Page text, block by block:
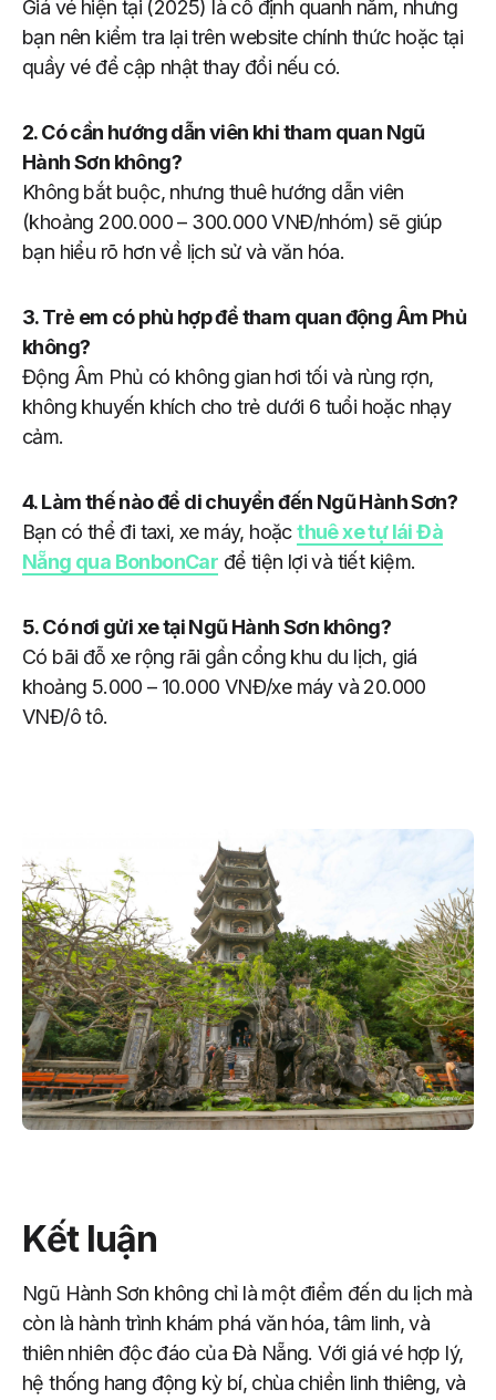
Giá vé hiện tại (2025) là cố định quanh năm, nhưng
bạn nên kiểm tra lại trên website chính thức hoặc tại
quầy vé để cập nhật thay đổi nếu có.
2. Có cần hướng dẫn viên khi tham quan Ngũ
Hành Sơn không?
Không bắt buộc, nhưng thuê hướng dẫn viên
(khoảng 200.000 – 300.000 VNĐ/nhóm) sẽ giúp
bạn hiểu rõ hơn về lịch sử và văn hóa.
3. Trẻ em có phù hợp để tham quan động Âm Phủ
không?
Động Âm Phủ có không gian hơi tối và rùng rợn,
không khuyến khích cho trẻ dưới 6 tuổi hoặc nhạy
cảm.
4. Làm thế nào để di chuyển đến Ngũ Hành Sơn?
Bạn có thể đi taxi, xe máy, hoặcthuê xe tự lái Đà
Nẵng qua BonbonCar để tiện lợi và tiết kiệm.
5. Có nơi gửi xe tại Ngũ Hành Sơn không?
Có bãi đỗ xe rộng rãi gần cổng khu du lịch, giá
khoảng 5.000 – 10.000 VNĐ/xe máy và 20.000
VNĐ/ô tô.
Kết luận
Ngũ Hành Sơn không chỉ là một điểm đến du lịch mà
còn là hành trình khám phá văn hóa, tâm linh, và
thiên nhiên độc đáo của Đà Nẵng. Với giá vé hợp lý,
hệ thống hang động kỳ bí, chùa chiền linh thiêng, và